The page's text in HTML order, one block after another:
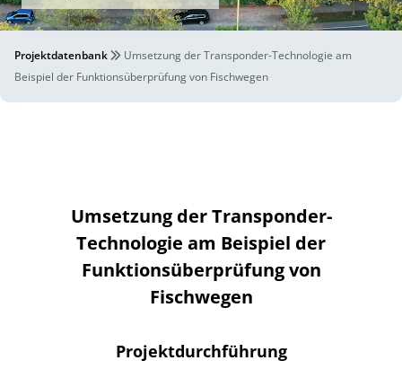
Projektdatenbank
Umsetzung der Transponder-Technologie am
Beispiel der Funktionsüberprüfung von Fischwegen
Umsetzung der Transponder-
Technologie am Beispiel der
Funktionsüberprüfung von
Fischwegen
Projektdurchführung